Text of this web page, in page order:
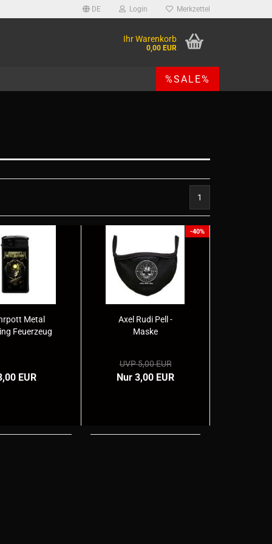
DE Login Merkzettel
Ihr Warenkorb
0,00 EUR
%SALE%
1
Metal
Feuerzeug
EUR
-40%
Axel Rudi Pell -
Maske
UVP 5,00 EUR
Nur 3,00 EUR